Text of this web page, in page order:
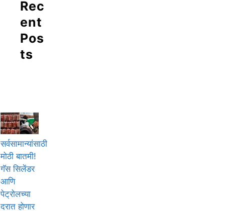
Rec
ent
Pos
ts
सर्वसामान्यांसाठी
मोठी बातमी!
गॅस सिलेंडर
आणि
पेट्रोलच्या
दरात होणार